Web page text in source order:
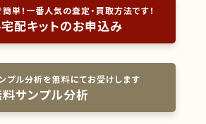
単！一番人気の査定・買取方法です！
配キットのお申込み
プル分析を無料にてお受けします
サンプル分析